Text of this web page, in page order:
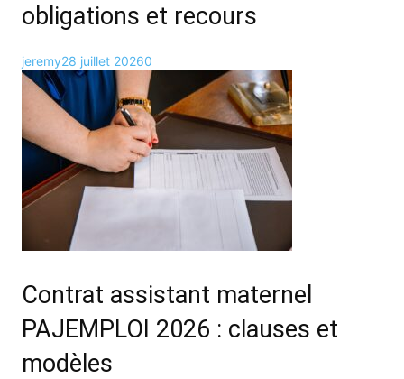
obligations et recours
jeremy28 juillet 20260
Contrat assistant maternel
PAJEMPLOI 2026 : clauses et
modèles